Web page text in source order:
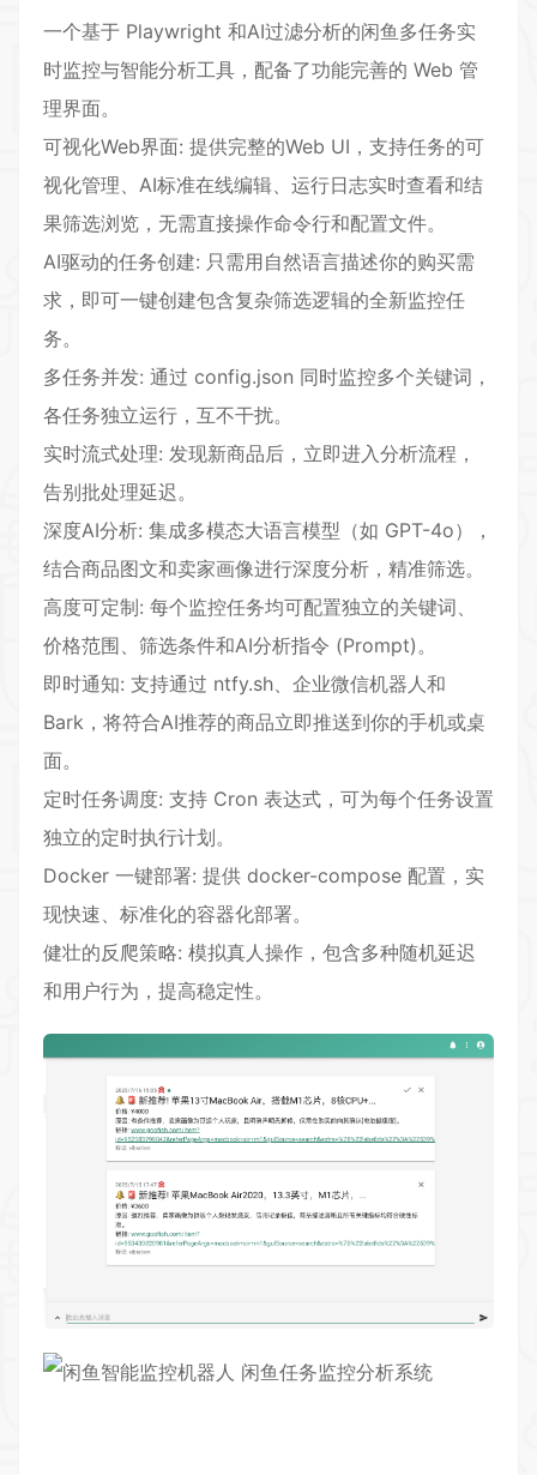
一个基于 Playwright 和AI过滤分析的闲鱼多任务实
时监控与智能分析工具，配备了功能完善的 Web 管
理界面。
可视化Web界面: 提供完整的Web UI，支持任务的可
视化管理、AI标准在线编辑、运行日志实时查看和结
果筛选浏览，无需直接操作命令行和配置文件。
AI驱动的任务创建: 只需用自然语言描述你的购买需
求，即可一键创建包含复杂筛选逻辑的全新监控任
务。
多任务并发: 通过 config.json 同时监控多个关键词，
各任务独立运行，互不干扰。
实时流式处理: 发现新商品后，立即进入分析流程，
告别批处理延迟。
深度AI分析: 集成多模态大语言模型（如 GPT-4o），
结合商品图文和卖家画像进行深度分析，精准筛选。
高度可定制: 每个监控任务均可配置独立的关键词、
价格范围、筛选条件和AI分析指令 (Prompt)。
即时通知: 支持通过 ntfy.sh、企业微信机器人和
Bark，将符合AI推荐的商品立即推送到你的手机或桌
面。
定时任务调度: 支持 Cron 表达式，可为每个任务设置
独立的定时执行计划。
Docker 一键部署: 提供 docker-compose 配置，实
现快速、标准化的容器化部署。
健壮的反爬策略: 模拟真人操作，包含多种随机延迟
和用户行为，提高稳定性。